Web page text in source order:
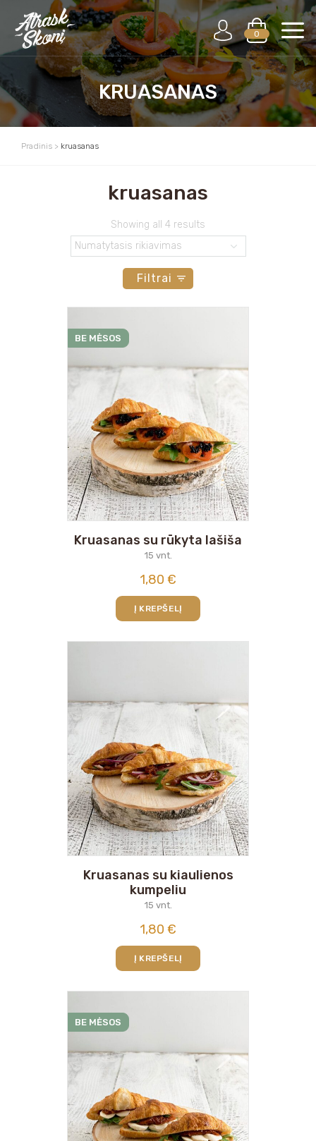
0
KRUASANAS
Pradinis > kruasanas
kruasanas
Showing all 4 results
Filtrai
BE MĖSOS
Kruasanas su rūkyta lašiša
15 vnt.
1,80 €
Į KREPŠELĮ
Kruasanas su kiaulienos
kumpeliu
15 vnt.
1,80 €
Į KREPŠELĮ
BE MĖSOS